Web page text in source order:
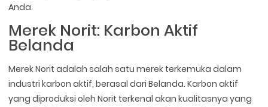
Anda.
Merek Norit: Karbon Aktif
Belanda
Merek Norit adalah salah satu merek terkemuka dalam
industri karbon aktif, berasal dari Belanda. Karbon aktif
yang diproduksi oleh Norit terkenal akan kualitasnya yang